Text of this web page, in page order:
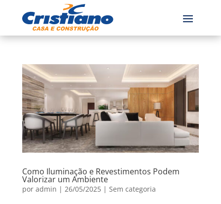
Como Iluminação e Revestimentos Podem
Valorizar um Ambiente
por admin | 26/05/2025| Sem categoria